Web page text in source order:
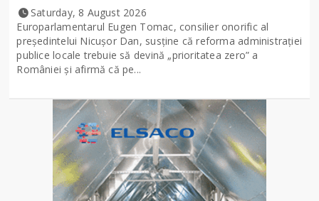
Saturday, 8 August 2026
Europarlamentarul Eugen Tomac, consilier onorific al
președintelui Nicușor Dan, susține că reforma administrației
publice locale trebuie să devină „prioritatea zero” a
României și afirmă că pe...